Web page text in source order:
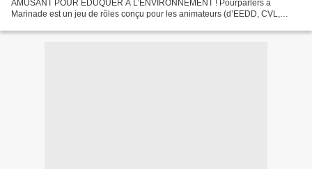
AMUSANT POUR ÉDUQUER A L’ENVIRONNEMENT ! Pourparlers à
Marinade est un jeu de rôles conçu pour les animateurs (d’EEDD, CVL,